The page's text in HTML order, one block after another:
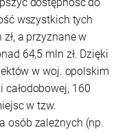
wszystkich tych
a przyznane w
64,5 mln zł. Dzięki
w woj. opolskim
160
w tzw.
osób zależnych (np.